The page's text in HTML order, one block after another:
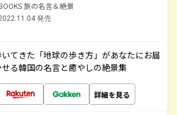
旅の名言＆絶景
発売
てきた「地球の歩き方」があなたにお届
る韓国の名言と癒やしの絶景集
詳細を見る